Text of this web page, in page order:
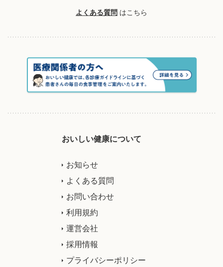
よくある質問 はこちら
おいしい健康について
お知らせ
よくある質問
お問い合わせ
利用規約
運営会社
採用情報
プライバシーポリシー